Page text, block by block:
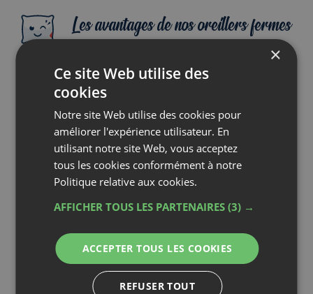
Les avantages de nos oreillers fermes
Nos oreillers fermes offrent un soutien maximal pour
un alignement parfait de la tête et de la colonne,
réduisant les douleurs cervicales.
Maintien optimal
Conçus pour un maintien optimal, ces oreillers fermes
garantissent stabilité et confort, idéaux pour les
dormeurs exigeants.